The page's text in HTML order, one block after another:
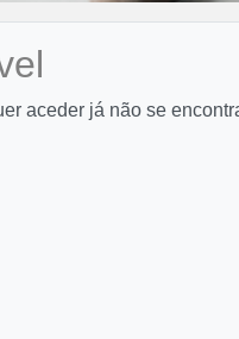
aceder já não se